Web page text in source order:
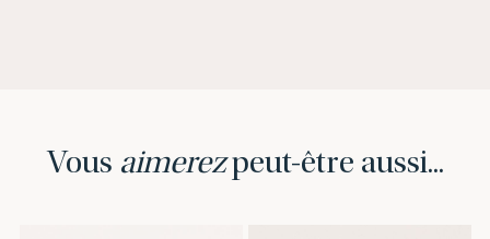
Vous aimerezpeut-être aussi...